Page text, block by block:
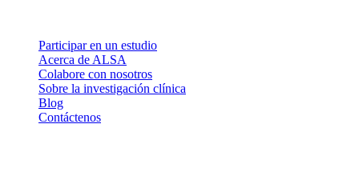
Participar en un estudio
Acerca de ALSA
Colabore con nosotros
Sobre la investigación clínica
Blog
Contáctenos